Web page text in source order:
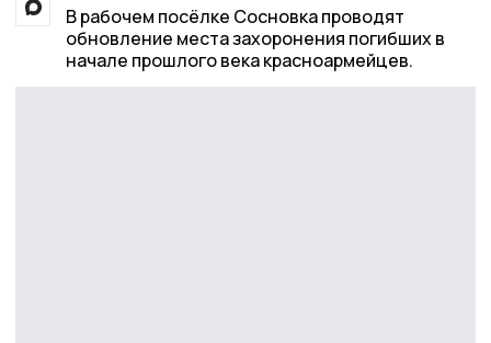
В рабочем посёлке Сосновка проводят
обновление места захоронения погибших в
начале прошлого века красноармейцев.